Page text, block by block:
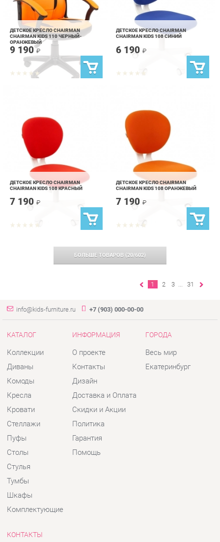
ДЕТСКОЕ КРЕСЛО CHAIRMAN
CHAIRMAN KIDS 108 КРАСНЫЙ
7 190
ДЕТСКОЕ КРЕСЛО CHAIRMAN
CHAIRMAN KIDS 108 ОРАНЖЕВЫЙ
7 190
БОЛЬШЕ ТОВАРОВ(20/602)
Комоды
Кресла
Кровати
Стеллажи
Пуфы
Столы
ИНФОРМАЦИЯ
Дизайн
Доставка и Оплата
Скидки и Акции
Политика
Гарантия
Помощь
ГОРОДА
Весь мир
КОНТАКТЫ
Шоурум и склад самовывоза
Адрес: г. Екатеринбург, пер.
Базовый, 47
Телефон: +7 (903) 000-00-00